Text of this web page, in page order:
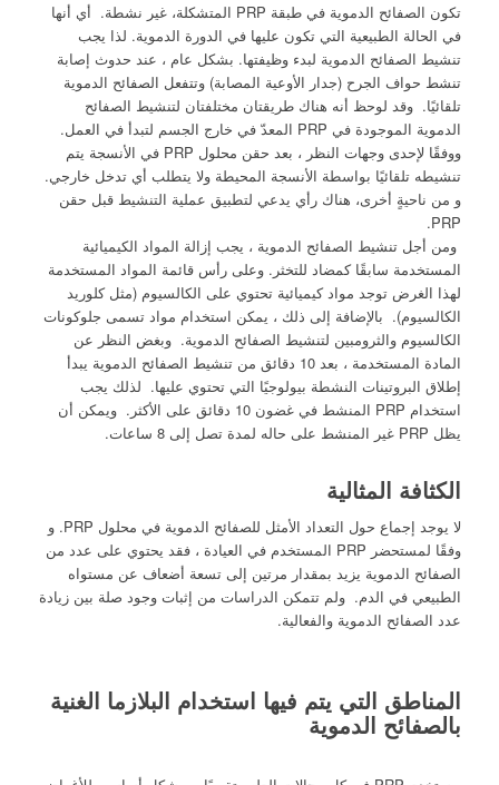
تكون الصفائح الدموية في طبقة PRP المتشكلة، غير نشطة. أي أنها
في الحالة الطبيعية التي تكون عليها في الدورة الدموية. لذا يجب
تنشيط الصفائح الدموية لبدء وظيفتها. بشكل عام ، عند حدوث إصابة
تنشط حواف الجرح (جدار الأوعية المصابة) وتتفعل الصفائح الدموية
تلقائيًا. وقد لوحظ أنه هناك طريقتان مختلفتان لتنشيط الصفائح
الدموية الموجودة في PRP المعدّ في خارج الجسم لتبدأ في العمل.
ووفقًا لإحدى وجهات النظر ، بعد حقن محلول PRP في الأنسجة يتم
تنشيطه تلقائيًا بواسطة الأنسجة المحيطة ولا يتطلب أي تدخل خارجي.
و من ناحيةٍ أخرى، هناك رأي يدعي لتطبيق عملية التنشيط قبل حقن
PRP.
ومن أجل تنشيط الصفائح الدموية ، يجب إزالة المواد الكيميائية
المستخدمة سابقًا كمضاد للتخثر. وعلى رأس قائمة المواد المستخدمة
لهذا الغرض توجد مواد كيميائية تحتوي على الكالسيوم (مثل كلوريد
الكالسيوم). بالإضافة إلى ذلك ، يمكن استخدام مواد تسمى جلوكونات
الكالسيوم والثرومبين لتنشيط الصفائح الدموية. وبغض النظر عن
المادة المستخدمة ، بعد 10 دقائق من تنشيط الصفائح الدموية يبدأ
إطلاق البروتينات النشطة بيولوجيًا التي تحتوي عليها. لذلك يجب
استخدام PRP المنشط في غضون 10 دقائق على الأكثر. ويمكن أن
يظل PRP غير المنشط على حاله لمدة تصل إلى 8 ساعات.
الكثافة المثالية
لا يوجد إجماع حول التعداد الأمثل للصفائح الدموية في محلول PRP. و
وفقًا لمستحضر PRP المستخدم في العيادة ، فقد يحتوي على عدد من
الصفائح الدموية يزيد بمقدار مرتين إلى تسعة أضعاف عن مستواه
الطبيعي في الدم. ولم تتمكن الدراسات من إثبات وجود صلة بين زيادة
عدد الصفائح الدموية والفعالية.
المناطق التي يتم فيها استخدام البلازما الغنية
بالصفائح الدموية